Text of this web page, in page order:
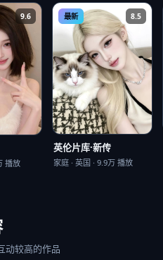
9.6
播放
最新 8.5
英伦片库·新传
家庭· 英国 · 9.9万播放
动较高的作品